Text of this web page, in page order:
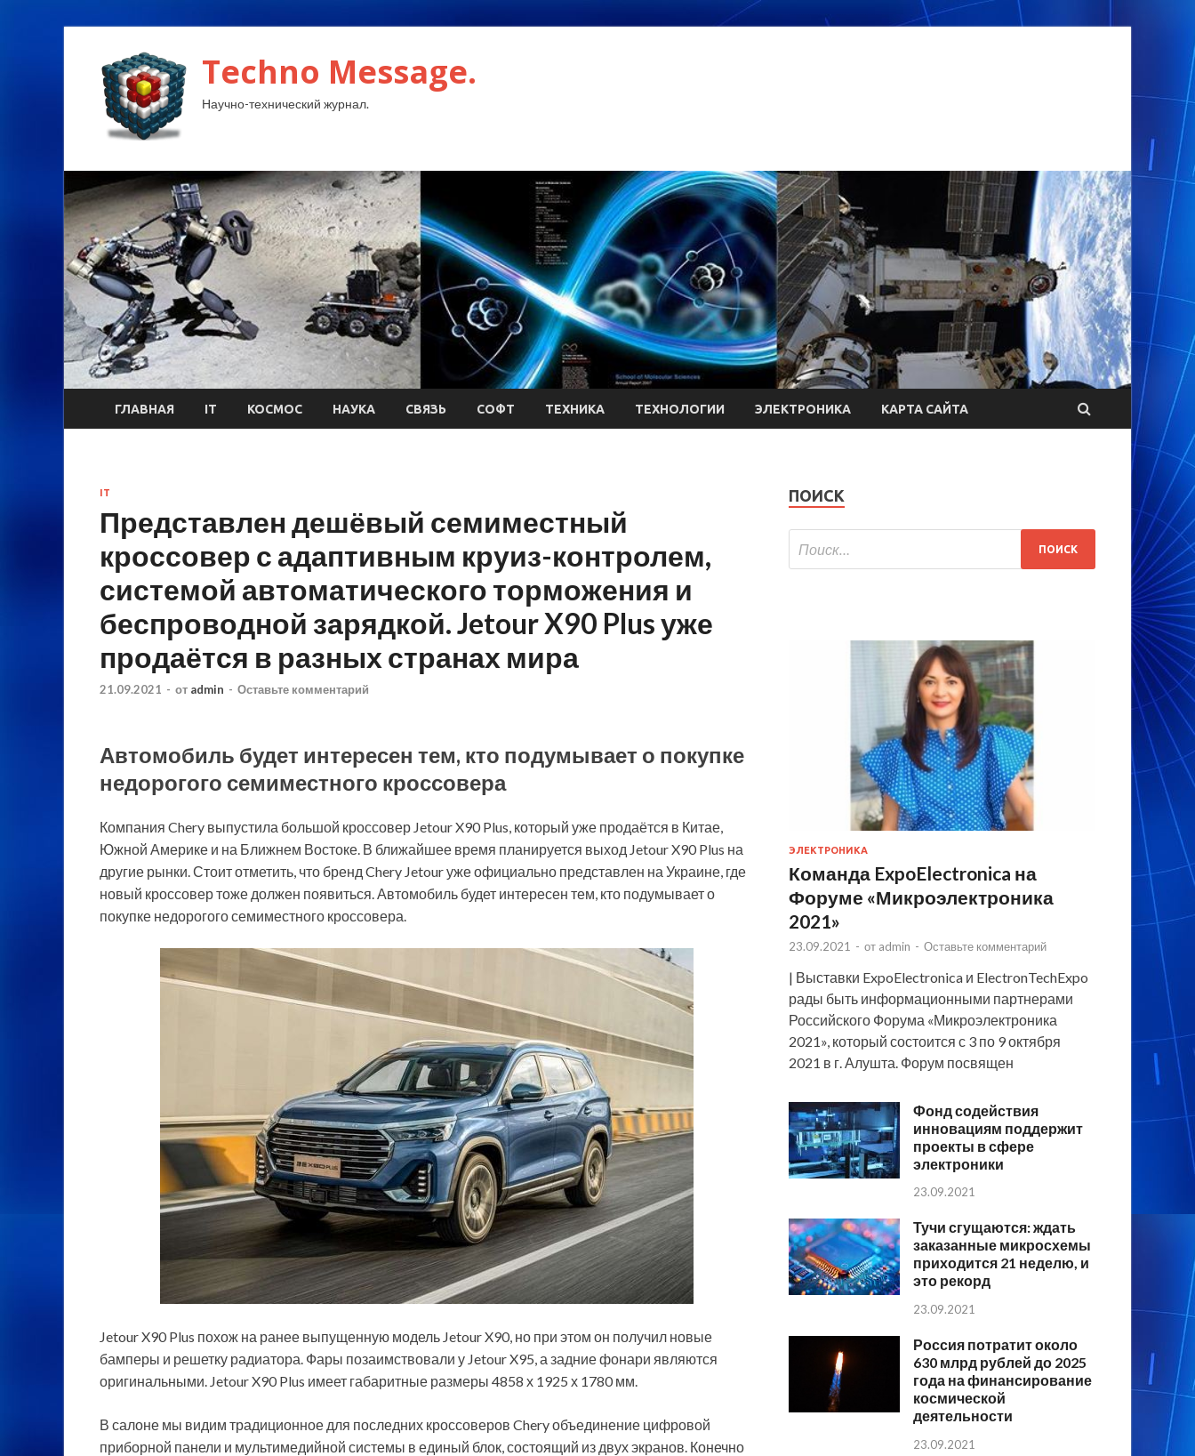
Techno Message.
Научно-технический журнал.
ГЛАВНАЯ IT КОСМОС НАУКА СВЯЗЬ СОФТ ТЕХНИКА ТЕХНОЛОГИИ ЭЛЕКТРОНИКА КАРТА САЙТА
IT
Представлен дешёвый семиместный
кроссовер с адаптивным круиз-контролем,
системой автоматического торможения и
беспроводной зарядкой. Jetour X90 Plus уже
продаётся в разных странах мира
21.09.2021 - от admin - Оставьте комментарий
Автомобиль будет интересен тем, кто подумывает о покупке
недорогого семиместного кроссовера
Компания Chery выпустила большой кроссовер Jetour X90 Plus, который уже продаётся в Китае,
Южной Америке и на Ближнем Востоке. В ближайшее время планируется выход Jetour X90 Plus на
другие рынки. Стоит отметить, что бренд Chery Jetour уже официально представлен на Украине, где
новый кроссовер тоже должен появиться. Автомобиль будет интересен тем, кто подумывает о
покупке недорогого семиместного кроссовера.
Jetour X90 Plus похож на ранее выпущенную модель Jetour X90, но при этом он получил новые
бамперы и решетку радиатора. Фары позаимствовали у Jetour X95, а задние фонари являются
оригинальными. Jetour X90 Plus имеет габаритные размеры 4858 х 1925 х 1780 мм.
В салоне мы видим традиционное для последних кроссоверов Chery объединение цифровой
приборной панели и мультимедийной системы в единый блок, состоящий из двух экранов. Конечно
ПОИСК
ЭЛЕКТРОНИКА
Команда ExpoElectronica на
Форуме «Микроэлектроника
2021»
23.09.2021 - от admin - Оставьте комментарий
| Выставки ExpoElectronica и ElectronTechExpo
рады быть информационными партнерами
Российского Форума «Микроэлектроника
2021», который состоится с 3 по 9 октября
2021 в г. Алушта. Форум посвящен
Фонд содействия
инновациям поддержит
проекты в сфере
электроники
23.09.2021
Тучи сгущаются: ждать
заказанные микросхемы
приходится 21 неделю, и
это рекорд
23.09.2021
Россия потратит около
630 млрд рублей до 2025
года на финансирование
космической
деятельности
23.09.2021